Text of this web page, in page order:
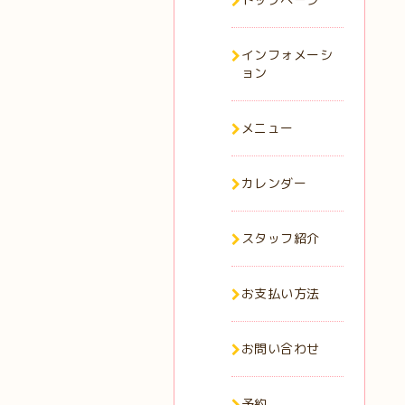
インフォメーシ
ョン
メニュー
カレンダー
スタッフ紹介
お支払い方法
お問い合わせ